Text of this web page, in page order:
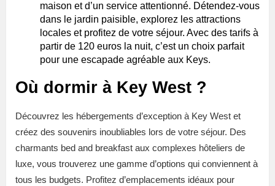
maison et d’un service attentionné. Détendez-vous
dans le jardin paisible, explorez les attractions
locales et profitez de votre séjour. Avec des tarifs à
partir de 120 euros la nuit, c’est un choix parfait
pour une escapade agréable aux Keys.
Où dormir à Key West ?
Découvrez les hébergements d’exception à Key West et
créez des souvenirs inoubliables lors de votre séjour. Des
charmants bed and breakfast aux complexes hôteliers de
luxe, vous trouverez une gamme d’options qui conviennent à
tous les budgets. Profitez d’emplacements idéaux pour